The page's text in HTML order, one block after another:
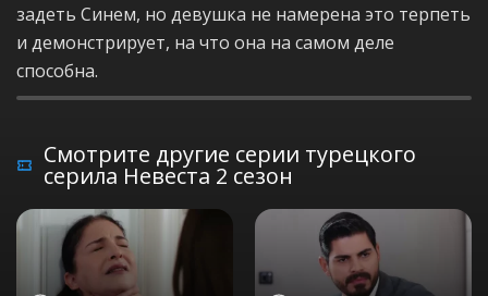
задеть Синем, но девушка не намерена это терпеть
и демонстрирует, на что она на самом деле
способна.
Смотрите другие серии турецкого
серила Невеста 2 сезон